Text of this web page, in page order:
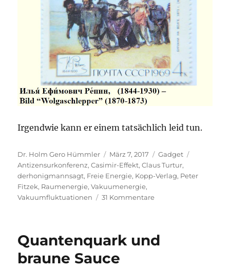
Irgendwie kann er einem tatsächlich leid tun.
Autor
Dr. Holm Gero Hümmler
Veröffentlicht
am
März 7, 2017 Kategorien
Gadget
Antizensurkonferenz,Casimir-Effekt,Claus Turtur,
derhonigmannsagt, Freie Energie, Kopp-Verlag, Peter
Fitzek, Raumenergie,Vakuumenergie,
Vakuumfluktuationen
31 Kommentarezu
Professor
Quantenquark und
braune Sauce